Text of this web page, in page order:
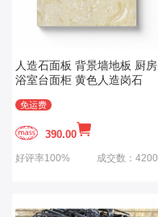
人造石面板 背景墙地板 厨房
浴室台面柜 黄色人造岗石
免运费
390.00
好评率100% 成交数：4200